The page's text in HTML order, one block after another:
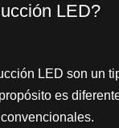
LED?
LED son un
es